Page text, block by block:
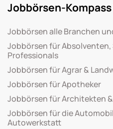
Jobbörsen-
Jobbörsen alle Branchen
Jobbörsen für
Professionals
Jobbörsen für Agrar &
Jobbörsen für Apotheker
Jobbörsen für Architekten
Jobbörsen für die
Autowerkstatt